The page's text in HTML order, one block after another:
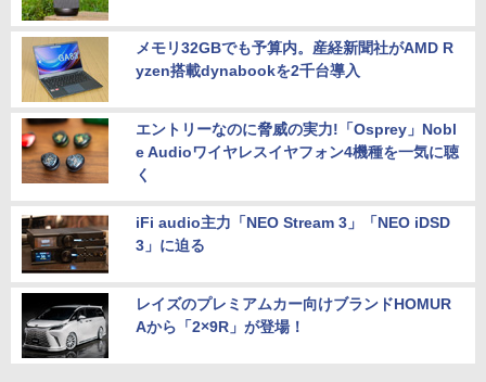
メモリ32GBでも予算内。産経新聞社がAMD R
yzen搭載dynabookを2千台導入
エントリーなのに脅威の実力!「Osprey」Nobl
e Audioワイヤレスイヤフォン4機種を一気に聴
く
iFi audio主力「NEO Stream 3」「NEO iDSD
3」に迫る
レイズのプレミアムカー向けブランドHOMUR
Aから「2×9R」が登場！